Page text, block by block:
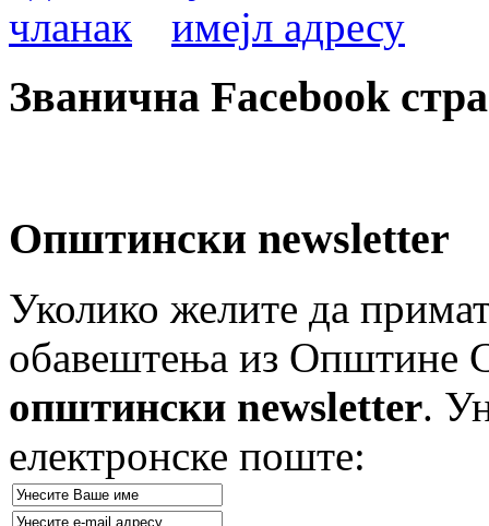
Званична Facebook
Општински newsletter
Уколико желите да
обавештења из Општине
општински newsletter.
електронске поште: